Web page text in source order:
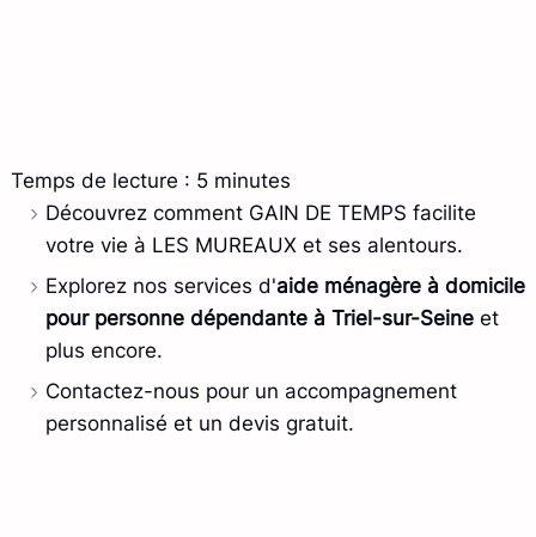
Temps de lecture : 5 minutes
Découvrez comment GAIN DE TEMPS facilite
votre vie à LES MUREAUX et ses alentours.
Explorez nos services d'aide ménagère à domicile
pour personne dépendante à Triel-sur-Seineet
plus encore.
Contactez-nous pour un accompagnement
personnalisé et un devis gratuit.